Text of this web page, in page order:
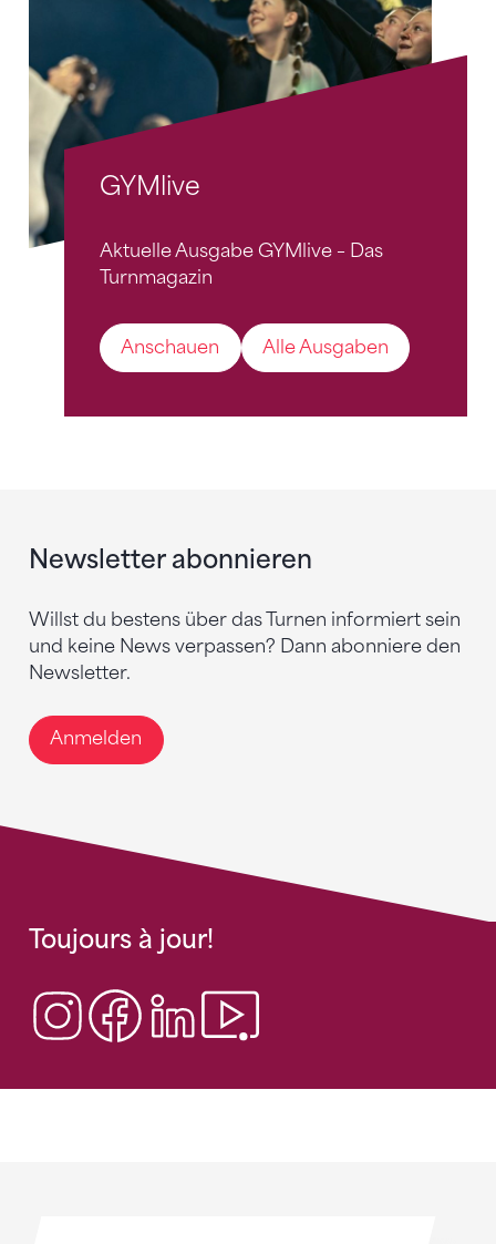
GYMlive
Aktuelle Ausgabe GYMlive – Das
Turnmagazin
Anschauen Alle Ausgaben
Newsletter abonnieren
Willst du bestens über das Turnen informiert sein
und keine News verpassen? Dann abonniere den
Newsletter.
Anmelden
Toujours à jour!